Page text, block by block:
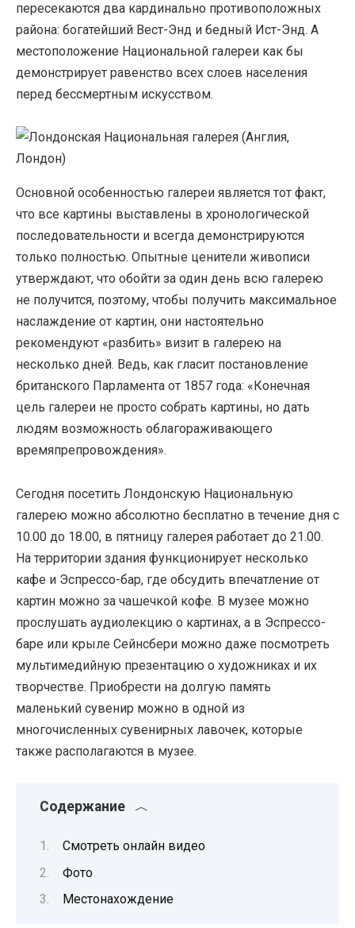
пересекаются два кардинально противоположных
района: богатейший Вест-Энд и бедный Ист-Энд. А
местоположение Национальной галереи как бы
демонстрирует равенство всех слоев населения
перед бессмертным искусством.
Основной особенностью галереи является тот факт,
что все картины выставлены в хронологической
последовательности и всегда демонстрируются
только полностью. Опытные ценители живописи
утверждают, что обойти за один день всю галерею
не получится, поэтому, чтобы получить максимальное
наслаждение от картин, они настоятельно
рекомендуют «разбить» визит в галерею на
несколько дней. Ведь, как гласит постановление
британского Парламента от 1857 года: «Конечная
цель галереи не просто собрать картины, но дать
людям возможность облагораживающего
времяпрепровождения».
Сегодня посетить Лондонскую Национальную
галерею можно абсолютно бесплатно в течение дня с
10.00 до 18.00, в пятницу галерея работает до 21.00.
На территории здания функционирует несколько
кафе и Эспрессо-бар, где обсудить впечатление от
картин можно за чашечкой кофе. В музее можно
прослушать аудиолекцию о картинах, а в Эспрессо-
баре или крыле Сейнсбери можно даже посмотреть
мультимедийную презентацию о художниках и их
творчестве. Приобрести на долгую память
маленький сувенир можно в одной из
многочисленных сувенирных лавочек, которые
также располагаются в музее.
Содержание
Смотреть онлайн видео
Фото
Местонахождение